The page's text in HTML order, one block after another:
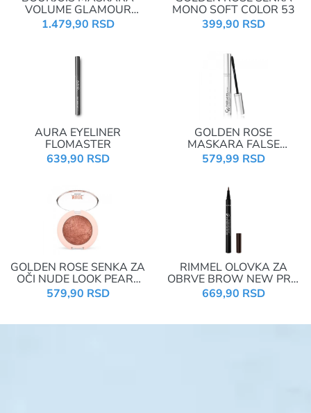
VOLUME GLAMOUR
COUP DE FOUDRE
1.479,90 RSD
MONO SOFT COLOR 53
399,90 RSD
AURA EYELINER
FLOMASTER
639,90 RSD
GOLDEN ROSE
MASKARA FALSE
LASHES 01
579,99 RSD
GOLDEN ROSE SENKA ZA
OČI NUDE LOOK PEARL
BAKED 02
579,90 RSD
RIMMEL OLOVKA ZA
OBRVE BROW NEW PRO
MICRO 004
669,90 RSD